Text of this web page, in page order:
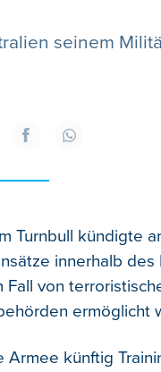
seinem
Turnbull kündigte
innerhalb des
von
ermöglicht
künftig